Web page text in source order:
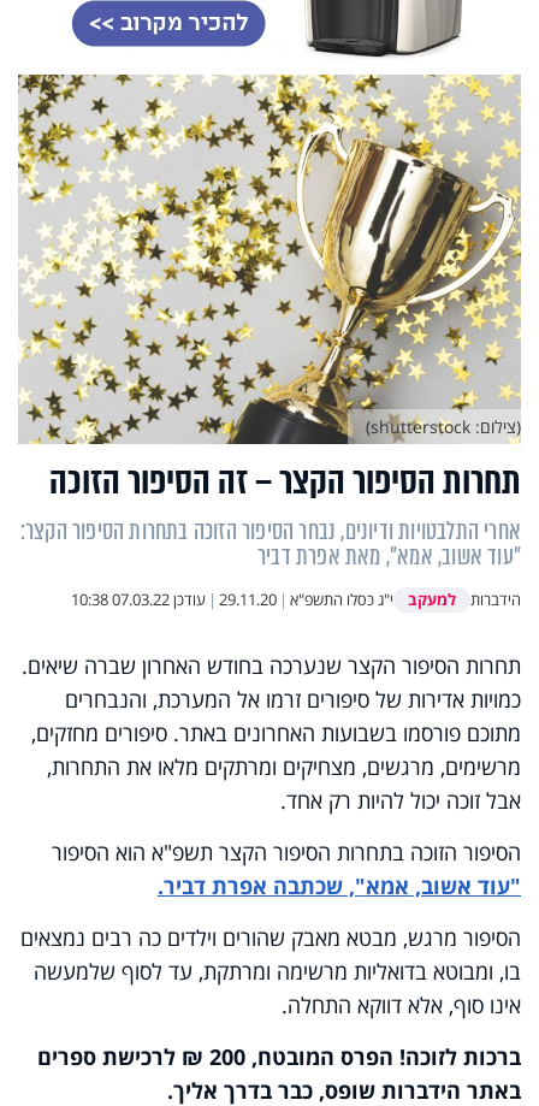
תחרות הסיפור הקצר – זה הסיפור הזוכה
אחרי התלבטויות ודיונים, נבחר הסיפור הזוכה בתחרות הסיפור הקצר:
"עוד אשוב, אמא", מאת אפרת דביר
הידברות למעקב י"ג כסלו התשפ"א |
29.11.20
| עודכן07.03.22 10:38
(צילום: shutterstock)
תחרות הסיפור הקצר שנערכה בחודש האחרון שברה שיאים.
כמויות אדירות של סיפורים זרמו אל המערכת, והנבחרים
מתוכם פורסמו בשבועות האחרונים באתר. סיפורים מחזקים,
מרשימים, מרגשים, מצחיקים ומרתקים מלאו את התחרות,
אבל זוכה יכול להיות רק אחד.
הסיפור הזוכה בתחרות הסיפור הקצר תשפ"א הוא הסיפור
"עוד אשוב, אמא", שכתבה אפרת דביר.
הסיפור מרגש, מבטא מאבק שהורים וילדים כה רבים נמצאים
בו, ומבוטא בדואליות מרשימה ומרתקת, עד לסוף שלמעשה
אינו סוף, אלא דווקא התחלה.
ברכות לזוכה! הפרס המובטח, 200 ₪ לרכישת ספרים
באתר הידברות שופס, כבר בדרך אליך.